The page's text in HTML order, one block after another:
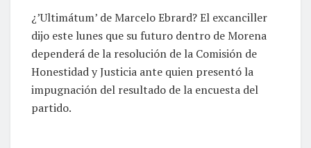
¿’Ultimátum’ de Marcelo Ebrard? El excanciller
dijo este lunes que su futuro dentro de Morena
dependerá de la resolución de la Comisión de
Honestidad y Justicia ante quien presentó la
impugnación del resultado de la encuesta del
partido.